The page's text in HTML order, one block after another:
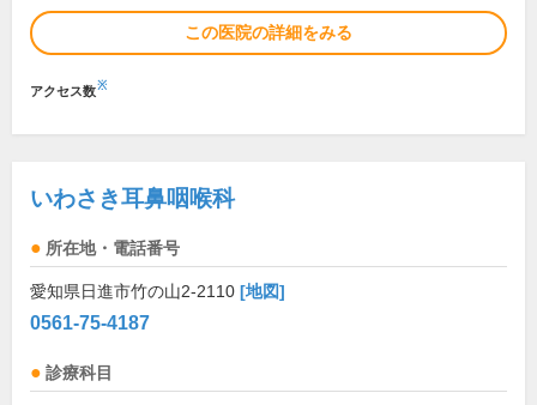
この医院の詳細をみる
アクセス数※
いわさき耳鼻咽喉科
所在地・電話番号
愛知県日進市竹の山2-2110 [地図]
0561-75-4187
診療科目